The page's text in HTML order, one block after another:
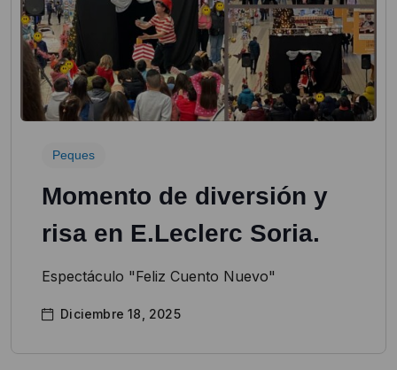
Peques
Momento de diversión y
risa en E.Leclerc Soria.
Espectáculo "Feliz Cuento Nuevo"
Diciembre 18, 2025